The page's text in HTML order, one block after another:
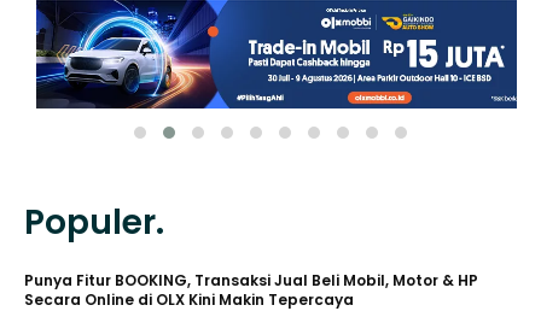
Populer.
Punya Fitur BOOKING, Transaksi Jual Beli Mobil, Motor & HP
Secara Online di OLX Kini Makin Tepercaya